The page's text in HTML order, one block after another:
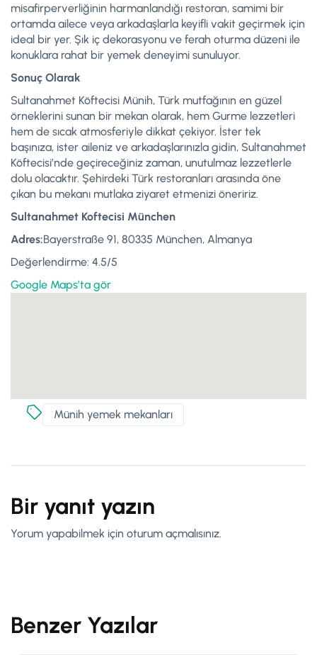
misafirperverliğinin harmanlandığı restoran, samimi bir
ortamda ailece veya arkadaşlarla keyifli vakit geçirmek için
ideal bir yer. Şık iç dekorasyonu ve ferah oturma düzeni ile
konuklara rahat bir yemek deneyimi sunuluyor.
Sonuç Olarak
Sultanahmet Köftecisi Münih, Türk mutfağının en güzel
örneklerini sunan bir mekan olarak, hem Gurme lezzetleri
hem de sıcak atmosferiyle dikkat çekiyor. İster tek
başınıza, ister aileniz ve arkadaşlarınızla gidin, Sultanahmet
Köftecisi’nde geçireceğiniz zaman, unutulmaz lezzetlerle
dolu olacaktır. Şehirdeki Türk restoranları arasında öne
çıkan bu mekanı mutlaka ziyaret etmenizi öneririz.
Sultanahmet Koftecisi München
Adres:Bayerstraße 91, 80335 München, Almanya
Değerlendirme: 4.5/5
Google Maps’ta gör
Münih yemek mekanları
Bir yanıt yazın
Yorum yapabilmek için oturum açmalısınız.
Benzer Yazılar